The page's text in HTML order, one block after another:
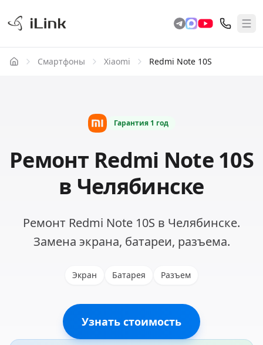
Смартфоны Xiaomi Redmi Note 10S
Гарантия 1 год
Ремонт Redmi Note 10S
в Челябинске
Ремонт Redmi Note 10S в Челябинске.
Замена экрана, батареи, разъема.
Экран Батарея Разъем
Узнать стоимость